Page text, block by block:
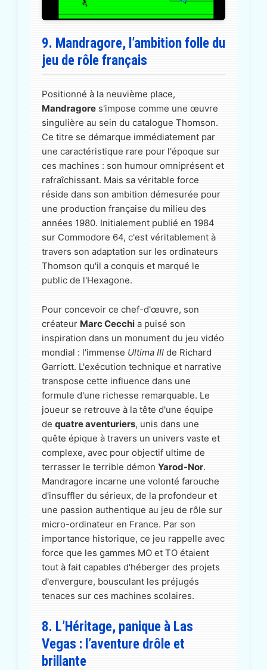
9. Mandragore, l’ambition folle du
jeu de rôle français
Positionné à la neuvième place,
Mandragore s'impose comme une œuvre
singulière au sein du catalogue Thomson.
Ce titre se démarque immédiatement par
une caractéristique rare pour l'époque sur
ces machines : son humour omniprésent et
rafraîchissant. Mais sa véritable force
réside dans son ambition démesurée pour
une production française du milieu des
années 1980. Initialement publié en 1984
sur Commodore 64, c'est véritablement à
travers son adaptation sur les ordinateurs
Thomson qu'il a conquis et marqué le
public de l'Hexagone.
Pour concevoir ce chef-d'œuvre, son
créateur Marc Cecchi a puisé son
inspiration dans un monument du jeu vidéo
mondial : l'immense Ultima III de Richard
Garriott. L'exécution technique et narrative
transpose cette influence dans une
formule d'une richesse remarquable. Le
joueur se retrouve à la tête d'une équipe
de quatre aventuriers, unis dans une
quête épique à travers un univers vaste et
complexe, avec pour objectif ultime de
terrasser le terrible démon Yarod-Nor.
Mandragore incarne une volonté farouche
d'insuffler du sérieux, de la profondeur et
une passion authentique au jeu de rôle sur
micro-ordinateur en France. Par son
importance historique, ce jeu rappelle avec
force que les gammes MO et TO étaient
tout à fait capables d'héberger des projets
d'envergure, bousculant les préjugés
tenaces sur ces machines scolaires.
8. L’Héritage, panique à Las
Vegas : l’aventure drôle et
brillante